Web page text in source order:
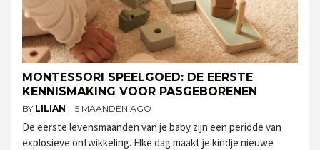
MONTESSORI SPEELGOED: DE EERSTE
KENNISMAKING VOOR PASGEBORENEN
BY LILIAN 5 MAANDEN AGO
De eerste levensmaanden van je baby zijn een periode van
explosieve ontwikkeling. Elke dag maakt je kindje nieuwe